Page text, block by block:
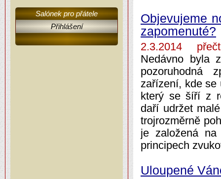
Salónek pro přátele
Přihlášení
Objevujeme
zapomenuté?
2.3.2014
Nedávno byla
pozoruhodná
zařízení, kde se
který se šíří z
daří udržet
trojrozměrně
je založená na
principech
Uloupené